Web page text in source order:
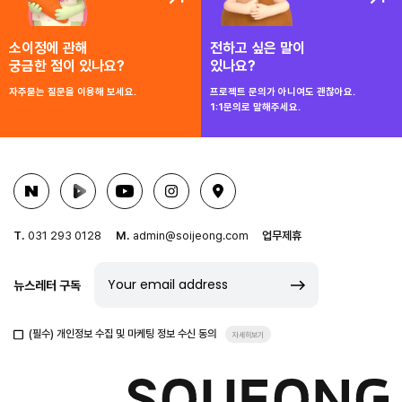
소이정에 관해
궁금한 점이 있나요?
자주묻는 질문을 이용해 보세요.
전하고 싶은 말이
있나요?
프로젝트 문의가 아니여도 괜찮아요.
1:1문의로 말해주세요.
T. 031 293 0128 M. admin@soijeong.com 업무제휴
뉴스레터 구독
(필수) 개인정보 수집 및 마케팅 정보 수신 동의 자세히보기